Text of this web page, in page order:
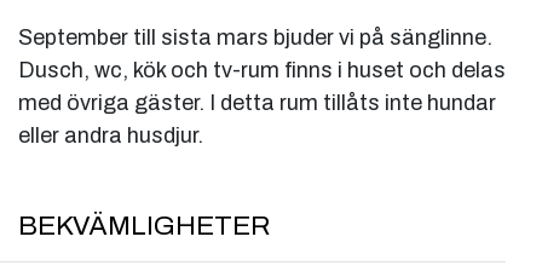
September till sista mars bjuder vi på sänglinne.
Dusch, wc, kök och tv-rum finns i huset och delas
med övriga gäster. I detta rum tillåts inte hundar
eller andra husdjur.
BEKVÄMLIGHETER